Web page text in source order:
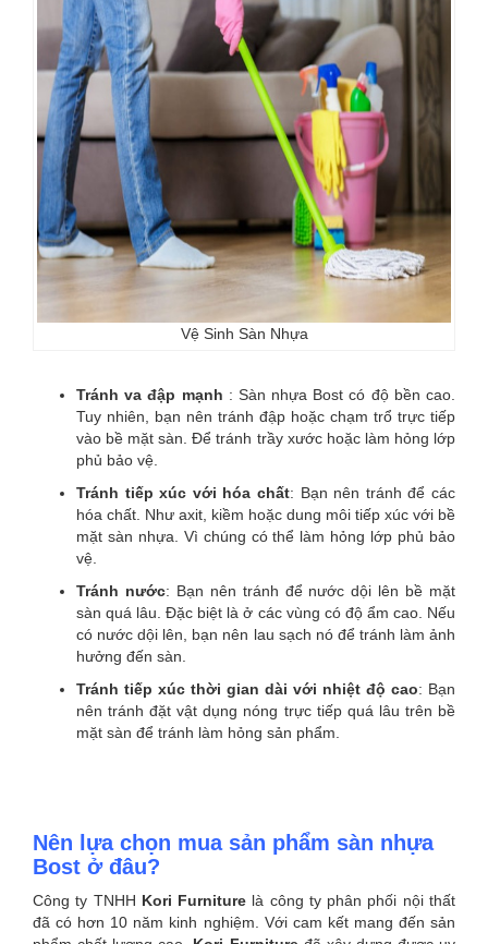
Vệ Sinh Sàn Nhựa
Tránh va đập mạnh : Sàn nhựa Bost có độ bền cao.
Tuy nhiên, bạn nên tránh đập hoặc chạm trổ trực tiếp
vào bề mặt sàn. Để tránh trầy xước hoặc làm hỏng lớp
phủ bảo vệ.
Tránh tiếp xúc với hóa chất: Bạn nên tránh để các
hóa chất. Như axit, kiềm hoặc dung môi tiếp xúc với bề
mặt sàn nhựa. Vì chúng có thể làm hỏng lớp phủ bảo
vệ.
Tránh nước: Bạn nên tránh để nước dội lên bề mặt
sàn quá lâu. Đặc biệt là ở các vùng có độ ẩm cao. Nếu
có nước dội lên, bạn nên lau sạch nó để tránh làm ảnh
hưởng đến sàn.
Tránh tiếp xúc thời gian dài với nhiệt độ cao: Bạn
nên tránh đặt vật dụng nóng trực tiếp quá lâu trên bề
mặt sàn để tránh làm hỏng sản phẩm.
Nên lựa chọn mua sản phẩm sàn nhựa
Bost ở đâu?
Công ty TNHH Kori Furniture là công ty phân phối nội thất
đã có hơn 10 năm kinh nghiệm. Với cam kết mang đến sản